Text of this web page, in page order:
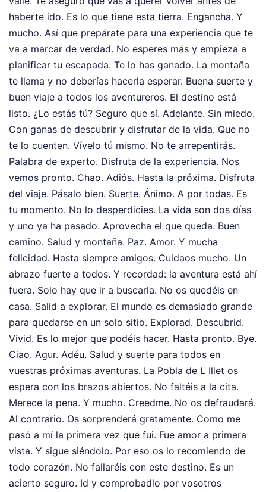
haberte ido. Es lo que tiene esta tierra. Engancha. Y
mucho. Así que prepárate para una experiencia que te
va a marcar de verdad. No esperes más y empieza a
planificar tu escapada. Te lo has ganado. La montaña
te llama y no deberías hacerla esperar. Buena suerte y
buen viaje a todos los aventureros. El destino está
listo. ¿Lo estás tú? Seguro que sí. Adelante. Sin miedo.
Con ganas de descubrir y disfrutar de la vida. Que no
te lo cuenten. Vívelo tú mismo. No te arrepentirás.
Palabra de experto. Disfruta de la experiencia. Nos
vemos pronto. Chao. Adiós. Hasta la próxima. Disfruta
del viaje. Pásalo bien. Suerte. Ánimo. A por todas. Es
tu momento. No lo desperdicies. La vida son dos días
y uno ya ha pasado. Aprovecha el que queda. Buen
camino. Salud y montaña. Paz. Amor. Y mucha
felicidad. Hasta siempre amigos. Cuidaos mucho. Un
abrazo fuerte a todos. Y recordad: la aventura está ahí
fuera. Solo hay que ir a buscarla. No os quedéis en
casa. Salid a explorar. El mundo es demasiado grande
para quedarse en un solo sitio. Explorad. Descubrid.
Vivid. Es lo mejor que podéis hacer. Hasta pronto. Bye.
Ciao. Agur. Adéu. Salud y suerte para todos en
vuestras próximas aventuras. La Pobla de L Illet os
espera con los brazos abiertos. No faltéis a la cita.
Merece la pena. Y mucho. Creedme. No os defraudará.
Al contrario. Os sorprenderá gratamente. Como me
pasó a mí la primera vez que fui. Fue amor a primera
vista. Y sigue siéndolo. Por eso os lo recomiendo de
todo corazón. No fallaréis con este destino. Es un
acierto seguro. Id y comprobadlo por vosotros